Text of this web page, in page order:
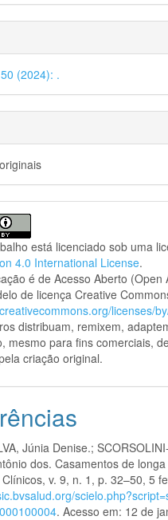
(2024): .
está licenciado sob uma
4.0 International License.
é de Acesso Aberto
de licença Creative
licenses/
distribuam, remixem,
mesmo para fins comerciais,
criação original.
Júnia Denise.;
dos. Casamentos de
v. 9, n. 1, p. 32–50, 5
. Acesso em: 12 de